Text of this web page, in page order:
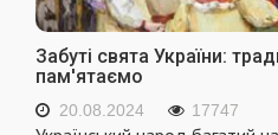
Забуті свята України:
пам'ятаємо
20.08.2024 17747